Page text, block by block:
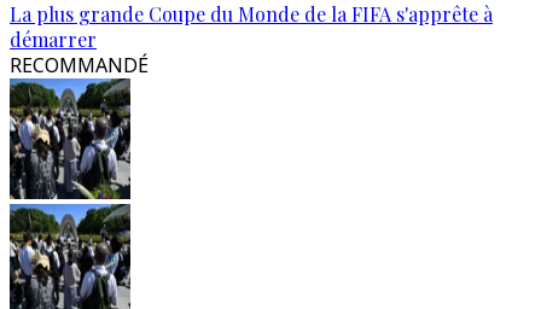
La plus grande Coupe du Monde de la FIFA s'apprête à
démarrer
RECOMMANDÉ